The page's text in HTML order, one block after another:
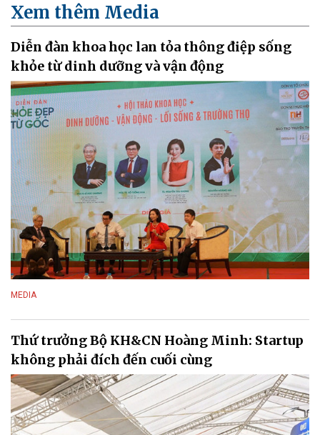
Xem thêm Media
Diễn đàn khoa học lan tỏa thông điệp sống
khỏe từ dinh dưỡng và vận động
MEDIA
Thứ trưởng Bộ KH&CN Hoàng Minh: Startup
không phải đích đến cuối cùng